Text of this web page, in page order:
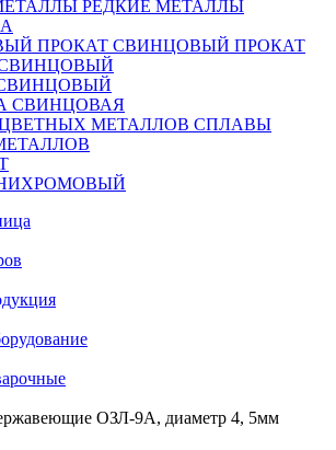
РЕДКИЕ МЕТАЛЛЫ
СВИНЦОВЫЙ ПРОКАТ
СВИНЦОВАЯ
СПЛАВЫ
ОЗЛ-9А, диаметр 4, 5мм